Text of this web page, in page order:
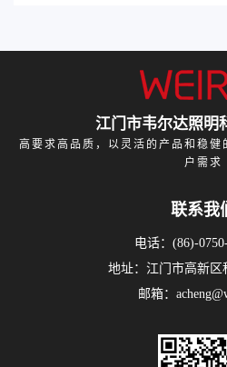
江门市韦尔达照明
高要求高品质，以灵活的产品和稳
户需求
联系我
电话：(86)-
地址：江门市高新区
邮箱：